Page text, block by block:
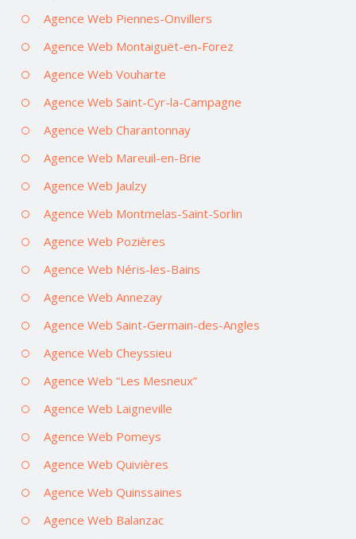
Agence Web Piennes-Onvillers
Agence Web Montaiguët-en-Forez
Agence Web Vouharte
Agence Web Saint-Cyr-la-Campagne
Agence Web Charantonnay
Agence Web Mareuil-en-Brie
Agence Web Jaulzy
Agence Web Montmelas-Saint-Sorlin
Agence Web Pozières
Agence Web Néris-les-Bains
Agence Web Annezay
Agence Web Saint-Germain-des-Angles
Agence Web Cheyssieu
Agence Web “Les Mesneux”
Agence Web Laigneville
Agence Web Pomeys
Agence Web Quivières
Agence Web Quinssaines
Agence Web Balanzac